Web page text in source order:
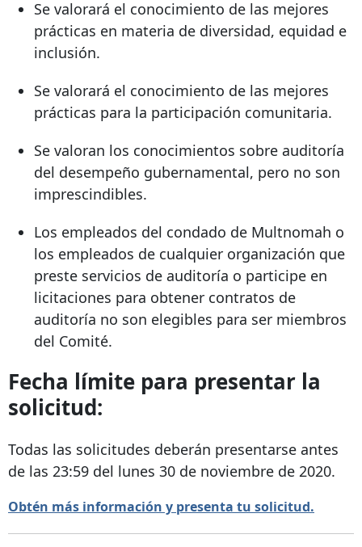
Se valorará el conocimiento de las mejores
prácticas en materia de diversidad, equidad e
inclusión.
Se valorará el conocimiento de las mejores
prácticas para la participación comunitaria.
Se valoran los conocimientos sobre auditoría
del desempeño gubernamental, pero no son
imprescindibles.
Los empleados del condado de Multnomah o
los empleados de cualquier organización que
preste servicios de auditoría o participe en
licitaciones para obtener contratos de
auditoría no son elegibles para ser miembros
del Comité.
Fecha límite para presentar la
solicitud:
Todas las solicitudes deberán presentarse antes
de las 23:59 del lunes 30 de noviembre de 2020.
Obtén más información y presenta tu solicitud.